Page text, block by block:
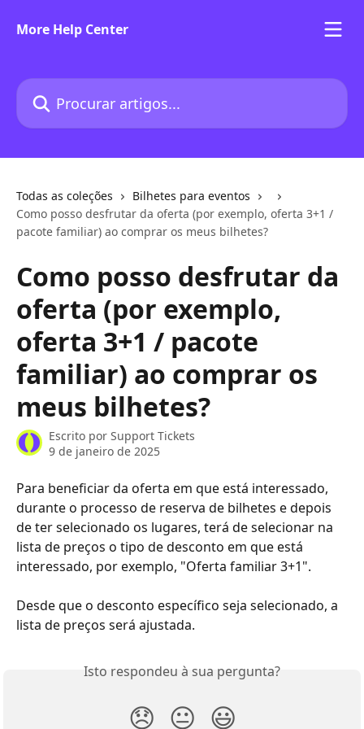
More Help Center
Procurar artigos...
Todas as coleções
Bilhetes para eventos
Como posso desfrutar da oferta (por exemplo, oferta 3+1 /
pacote familiar) ao comprar os meus bilhetes?
Como posso desfrutar da
oferta (por exemplo,
oferta 3+1 / pacote
familiar) ao comprar os
meus bilhetes?
Escrito por Support Tickets
9 de janeiro de 2025
Para beneficiar da oferta em que está interessado,
durante o processo de reserva de bilhetes e depois
de ter selecionado os lugares, terá de selecionar na
lista de preços o tipo de desconto em que está
interessado, por exemplo, "Oferta familiar 3+1".
Desde que o desconto específico seja selecionado, a
lista de preços será ajustada.
Isto respondeu à sua pergunta?
😞 😐 😃